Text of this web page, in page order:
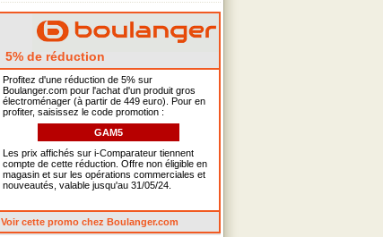
5% de réduction
Profitez d'une réduction de 5% sur
Boulanger.com pour l'achat d'un produit gros
électroménager (à partir de 449 euro). Pour en
profiter, saisissez le code promotion :
GAM5
Les prix affichés sur i-Comparateur tiennent
compte de cette réduction. Offre non éligible en
magasin et sur les opérations commerciales et
nouveautés, valable jusqu'au 31/05/24.
Voir cette promo chez Boulanger.com